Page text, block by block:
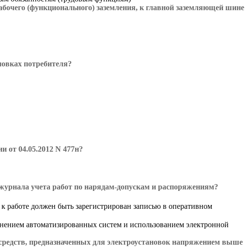
(функционального) заземления, к главной заземляющей шине
потребителя?
от 04.05.2012 N 477н?
учета работ по нарядам-допускам и распоряжениям?
работе должен быть зарегистрирован записью в оперативном
автоматизированных систем и использованием электронной
предназначенных для электроустановок напряжением выше